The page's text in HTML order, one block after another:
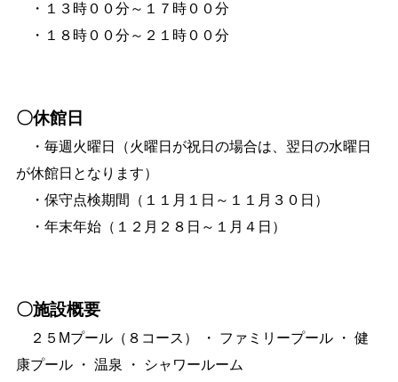
リセット
・１３時００分～１７時００分
・１８時００分～２１時００分
〇休館日
・毎週火曜日（火曜日が祝日の場合は、翌日の水曜日
が休館日となります）
・保守点検期間（１１月１日～１１月３０日）
・年末年始（１２月２８日～１月４日）
〇施設概要
２５Mプール（８コース） ・ ファミリープール ・ 健
康プール ・ 温泉 ・ シャワールーム